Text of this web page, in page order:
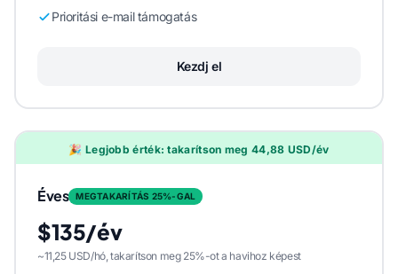
Prioritási e-mail támogatás
Kezdj el
🎉 Legjobb érték: takarítson meg 44,88 USD/év
Éves MEGTAKARÍTÁS 25%-GAL
$135/év
~11,25 USD/hó, takarítson meg 25%-ot a havihoz képest